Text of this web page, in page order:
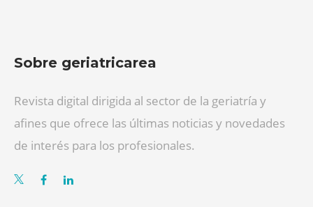
Sobre geriatricarea
Revista digital dirigida al sector de la geriatría y
afines que ofrece las últimas noticias y novedades
de interés para los profesionales.